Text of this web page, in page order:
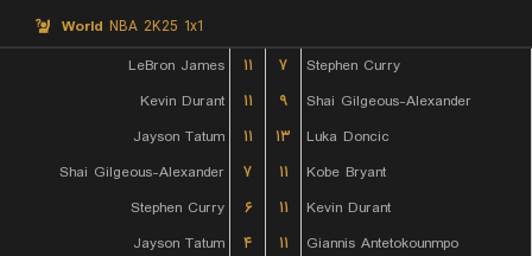
World NBA 2K25 1x1
LeBron James
۱۱ ۷
Stephen Curry
Kevin Durant
۱۱ ۹
Shai Gilgeous-Alexander
Jayson Tatum
۱۱ ۱۳
Luka Doncic
Shai Gilgeous-Alexander
۷ ۱۱
Kobe Bryant
Stephen Curry
۶ ۱۱
Kevin Durant
Jayson Tatum
۴ ۱۱
Giannis Antetokounmpo